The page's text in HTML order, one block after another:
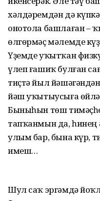
хәлдәремдән дә
онотола башлаған –
өлгөрмәҫ мәлемде
Үҙемде уҡытҡан
үлеп ғашиҡ булған
тиҫтә йыл
йәш уҡытыусыға
Быныһын төш
тапҡанмын да, һинең
улым бар, бына күр,
имеш…
Шул саҡ эргәмдә